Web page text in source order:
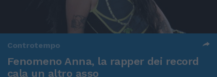
Controtempo
Fenomeno Anna, la rapper dei record
cala un altro asso